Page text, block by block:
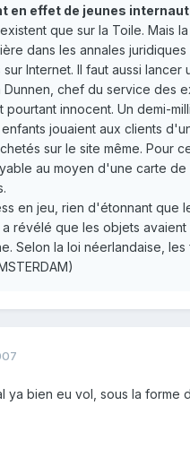
en effet de jeunes
que sur la Toile. Mais
dans les annales
Internet. Il faut aussi
chef du service des
pourtant innocent. Un demi-
jouaient aux clients
sur le site même. Pour
au moyen d'une carte
en jeu, rien d'étonnant que
révélé que les objets
Selon la loi néerlandaise,
ya bien eu vol, sous la forme